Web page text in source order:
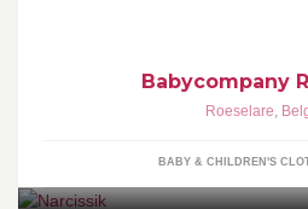
Babycompany
Roeselare,
BABY & CHILDREN'S